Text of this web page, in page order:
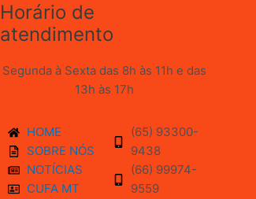
Horário de
atendimento
Segunda à Sexta das 8h às 11h e das
13h às 17h
HOME
SOBRE NÓS
NOTÍCIAS
CUFA MT
(65) 93300-
9438
(66) 99974-
9559